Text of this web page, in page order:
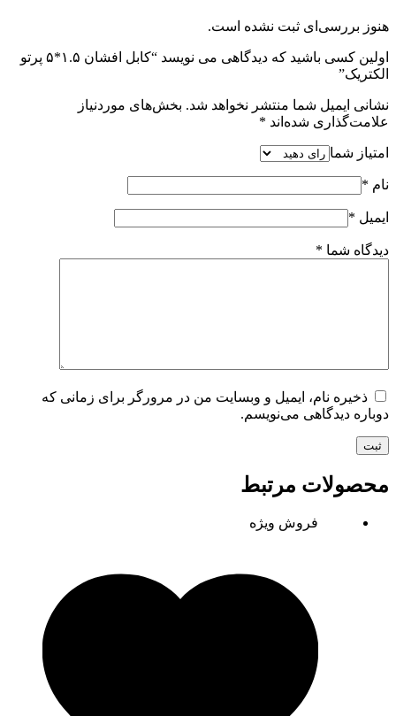
هنوز بررسی‌ای ثبت نشده است.
اولین کسی باشید که دیدگاهی می نویسد “کابل افشان ۱.۵*۵ پرتو
الکتریک”
نشانی ایمیل شما منتشر نخواهد شد. بخش‌های موردنیاز
علامت‌گذاری شده‌اند *
امتیاز شما
نام *
ایمیل *
دیدگاه شما *
ذخیره نام، ایمیل و وبسایت من در مرورگر برای زمانی که
دوباره دیدگاهی می‌نویسم.
ثبت
محصولات مرتبط
فروش ویژه